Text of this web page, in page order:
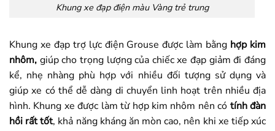
Khung xe đạp điện màu Vàng trẻ trung
Khung xe đạp trợ lực điện Grouse được làm bằng hợp kim
nhôm, giúp cho trọng lượng của chiếc xe đạp giảm đi đáng
kể, nhẹ nhàng phù hợp với nhiều đối tượng sử dụng và
giúp xe có thể dễ dàng di chuyển linh hoạt trên nhiều địa
hình. Khung xe được làm từ hợp kim nhôm nên có tính đàn
hồi rất tốt, khả năng kháng ăn mòn cao, nên khi xe tiếp xúc